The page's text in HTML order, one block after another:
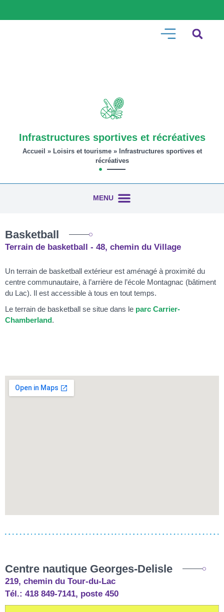
Infrastructures sportives et récréatives
Accueil » Loisirs et tourisme» Infrastructures sportives et
récréatives
Basketball
Terrain de basketball - 48, chemin du Village
Un terrain de basketball extérieur est aménagé à proximité du
centre communautaire, à l’arrière de l’école Montagnac (bâtiment
du Lac). Il est accessible à tous en tout temps.
Le terrain de basketball se situe dans le parc Carrier-
Chamberland.
Centre nautique Georges-Delisle
219, chemin du Tour-du-Lac
Tél.: 418 849-7141, poste 450